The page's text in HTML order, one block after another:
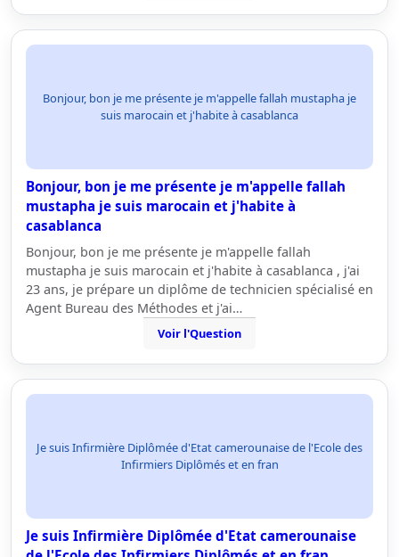
Bonjour, bon je me présente je m'appelle fallah mustapha je
suis marocain et j'habite à casablanca
Bonjour, bon je me présente je m'appelle fallah
mustapha je suis marocain et j'habite à
casablanca
Bonjour, bon je me présente je m'appelle fallah
mustapha je suis marocain et j'habite à casablanca , j'ai
23 ans, je prépare un diplôme de technicien spécialisé en
Agent Bureau des Méthodes et j'ai…
Voir l'Question
Je suis Infirmière Diplômée d'Etat camerounaise de l'Ecole des
Infirmiers Diplômés et en fran
Je suis Infirmière Diplômée d'Etat camerounaise